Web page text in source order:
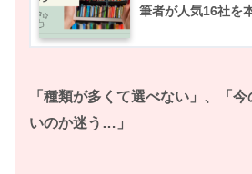
筆者が人気16社を
「種類が多くて選べない」、「
いのか迷う…」